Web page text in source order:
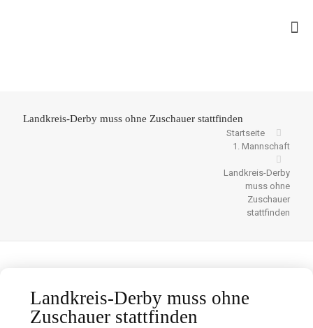
Landkreis-Derby muss ohne Zuschauer stattfinden
Startseite
1. Mannschaft
Landkreis-Derby
muss ohne
Zuschauer
stattfinden
Landkreis-Derby muss ohne
Zuschauer stattfinden